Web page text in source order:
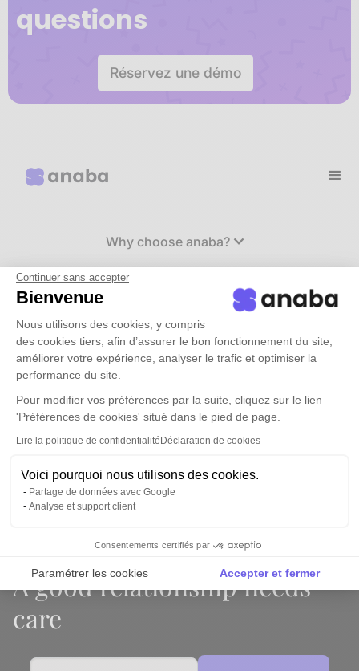
Continuer sans accepter
Bienvenue
Nous utilisons des cookies, y compris
des cookies tiers, afin d’assurer le bon fonctionnement du site,
améliorer votre expérience, analyser le trafic et optimiser la
performance du site.
Pour modifier vos préférences par la suite, cliquez sur le lien
'Préférences de cookies' situé dans le pied de page.
Lire la politique de confidentialité Déclaration de cookies
Voici pourquoi nous utilisons des cookies.
Partage de données avec Google
Analyse et support client
Consentements certifiés par
Paramétrer les cookies Accepter et fermer
Axeptio consent
Plateforme de Gestion du Consentement :
Notre plateforme vous permet d'adapter et de gérer
questions
Réservez une démo
Why choose anaba?
Rates
resources
Book a demo
Connection
A good relationship needs
care